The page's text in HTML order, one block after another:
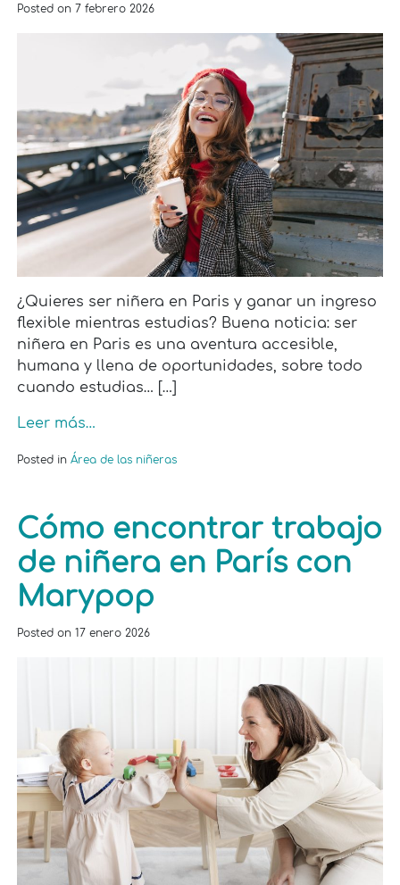
Posted on7 febrero 2026
¿Quieres ser niñera en Paris y ganar un ingreso
flexible mientras estudias? Buena noticia: ser
niñera en Paris es una aventura accesible,
humana y llena de oportunidades, sobre todo
cuando estudias… […]
Leer más…
Posted inÁrea de las niñeras
Cómo encontrar trabajo
de niñera en París con
Marypop
Posted on17 enero 2026